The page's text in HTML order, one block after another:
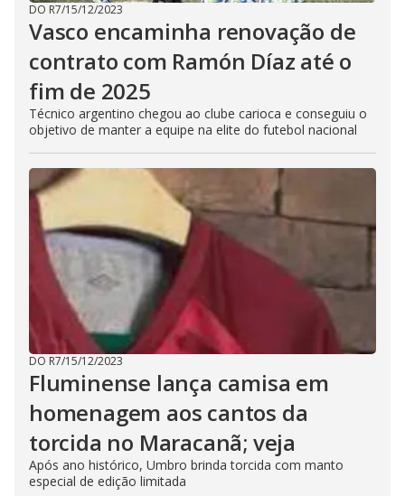
DO R7/15/12/2023
Vasco encaminha renovação de
contrato com Ramón Díaz até o
fim de 2025
Técnico argentino chegou ao clube carioca e conseguiu o
objetivo de manter a equipe na elite do futebol nacional
DO R7/15/12/2023
Fluminense lança camisa em
homenagem aos cantos da
torcida no Maracanã; veja
Após ano histórico, Umbro brinda torcida com manto
especial de edição limitada